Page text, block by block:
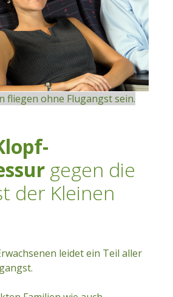
fliegen ohne Flugangst sein.
gegen die
der Kleinen
leidet ein Teil aller